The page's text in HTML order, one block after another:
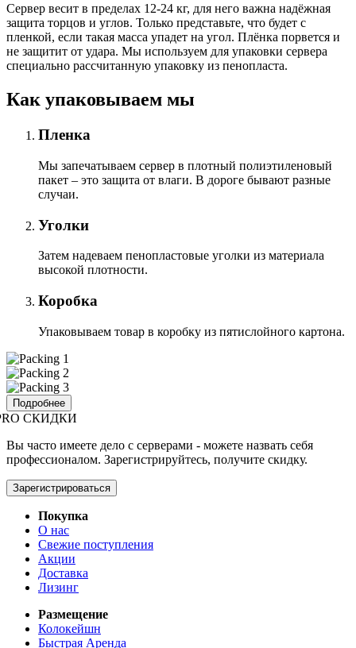
Сервер весит в пределах 12-24 кг, для него важна надёжная
защита торцов и углов. Только представьте, что будет с
пленкой, если такая масса упадет на угол. Плёнка порвется и
не защитит от удара. Мы используем для упаковки сервера
специально расcчитанную упаковку из пенопласта.
Как упаковываем мы
Пленка
Мы запечатываем сервер в плотный полиэтиленовый
пакет – это защита от влаги. В дороге бывают разные
случаи.
Уголки
Затем надеваем пенопластовые уголки из материала
высокой плотности.
Коробка
Упаковываем товар в коробку из пятислойного картона.
Подробнее
СКИДКИ
Вы часто имеете дело с серверами - можете назвать себя
профессионалом. Зарегистрируйтесь, получите скидку.
Зарегистрироваться
Покупка
О нас
Свежие поступления
Акции
Доставка
Лизинг
Размещение
Колокейшн
Быстрая Аренда